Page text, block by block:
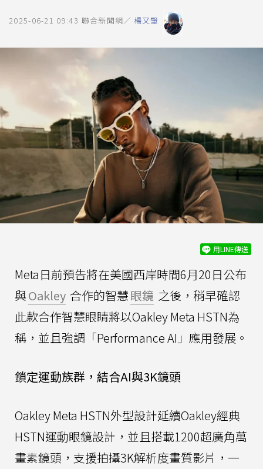
2025-06-21 09:43 聯合新聞網／ 楊又肇
用LINE傳送
Meta日前預告將在美國西岸時間6月20日公布
與Oakley 合作的智慧眼鏡 之後，稍早確認
此款合作智慧眼睛將以Oakley Meta HSTN為
稱，並且強調「Performance AI」應用發展。
鎖定運動族群，結合AI與3K鏡頭
Oakley Meta HSTN外型設計延續Oakley經典
HSTN運動眼鏡設計，並且搭載1200超廣角萬
畫素鏡頭，支援拍攝3K解析度畫質影片，一